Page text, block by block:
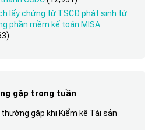
lấy chứng từ TSCĐ phát sinh từ
phần mềm kế toán MISA
gặp trong tuần
gặp khi Kiểm kê Tài sản